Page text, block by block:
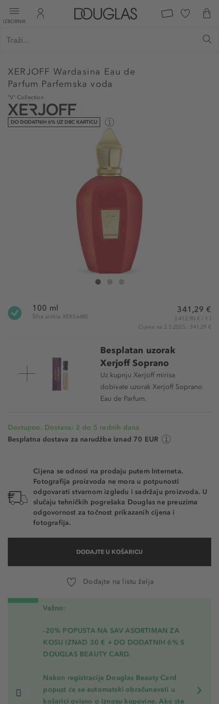
IZBORNIK
XERJOFF Wardasina Eau de
Parfum Parfemska voda
"V" Collection
DO DODATNIH 6% UZ DBC KARTICU
XERJOFF Wardasina Eau de Parfum
100 ml
Šifra artikla XER56480
341,29 €
3.412,90 € / 1 l
Cijena na 2.5.2025.: 341,29 €
Besplatan uzorak
Xerjoff Soprano
Uz kupnju Xerjoff mirisa
dobivate uzorak Xerjoff Soprano
Eau de Parfum.
Dostupno. Dostava: 2 do 5 radnih dana
Besplatna dostava za narudžbe iznad 70 EUR
Cijena se odnosi na prodaju putem Interneta.
Fotografija proizvoda ne mora u potpunosti
odgovarati stvarnom izgledu i sadržaju proizvoda. U
slučaju tehničkih pogrešaka Douglas ne preuzima
odgovornost za točnost prikazanih cijena i
fotografija.
DODAJTE U KOŠARICU
Dodajte na listu želja
Važno:
-20% POPUSTA NA SAV ASORTIMAN ZA
KOSU IZNAD 30 € + DO DODATNIH 6% S
DOUGLAS BEAUTY CARD.
Nakon registracije Douglas Beauty Card
popust će se automatski obračunavati u
košarici ovisno o iznosu kupovine. Ako ste